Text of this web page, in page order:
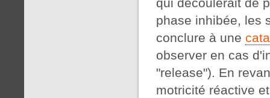
phase inhibée, les
conclure à une
observer en cas
"release"). En
motricité réactive